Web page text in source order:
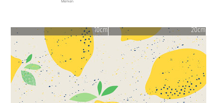
Merken
10cm 20cm